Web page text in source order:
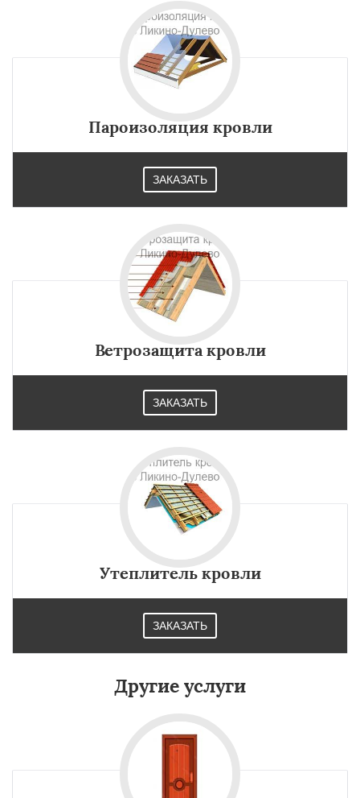
Пароизоляция кровли
ЗАКАЗАТЬ
Ветрозащита кровли
ЗАКАЗАТЬ
Утеплитель кровли
ЗАКАЗАТЬ
Другие услуги